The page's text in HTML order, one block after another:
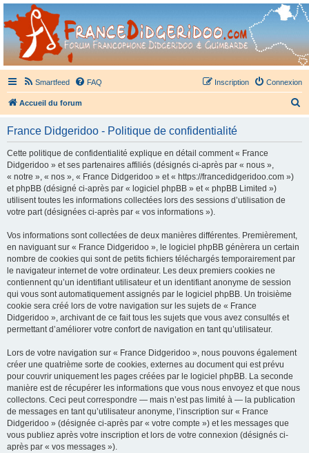
France Didgeridoo
Didgeridoo et Guimbarde sur France Didgeridoo - retrouvez la communauté.
Smartfeed FAQ Connexion
Inscription
Accueil du forum
France Didgeridoo - Politique de confidentialité
Cette politique de confidentialité explique en détail comment « France
Didgeridoo » et ses partenaires affiliés (désignés ci-après par « nous »,
« notre », « nos », « France Didgeridoo » et « https://francedidgeridoo.com »)
et phpBB (désigné ci-après par « logiciel phpBB » et « phpBB Limited »)
utilisent toutes les informations collectées lors des sessions d’utilisation de
votre part (désignées ci-après par « vos informations »).
Vos informations sont collectées de deux manières différentes. Premièrement,
en naviguant sur « France Didgeridoo », le logiciel phpBB génèrera un certain
nombre de cookies qui sont de petits fichiers téléchargés temporairement par
le navigateur internet de votre ordinateur. Les deux premiers cookies ne
contiennent qu’un identifiant utilisateur et un identifiant anonyme de session
qui vous sont automatiquement assignés par le logiciel phpBB. Un troisième
cookie sera créé lors de votre navigation sur les sujets de « France
Didgeridoo », archivant de ce fait tous les sujets que vous avez consultés et
permettant d’améliorer votre confort de navigation en tant qu’utilisateur.
Lors de votre navigation sur « France Didgeridoo », nous pouvons également
créer une quatrième sorte de cookies, externes au document qui est prévu
pour couvrir uniquement les pages créées par le logiciel phpBB. La seconde
manière est de récupérer les informations que vous nous envoyez et que nous
collectons. Ceci peut correspondre — mais n’est pas limité à — la publication
de messages en tant qu’utilisateur anonyme, l’inscription sur « France
Didgeridoo » (désignée ci-après par « votre compte ») et les messages que
vous publiez après votre inscription et lors de votre connexion (désignés ci-
après par « vos messages »).